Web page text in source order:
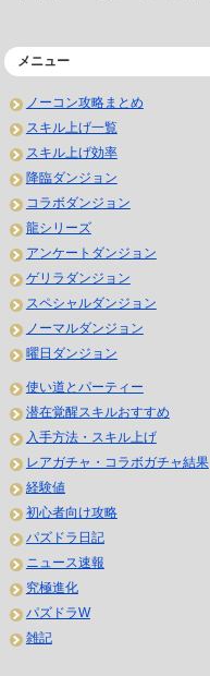
メニュー
ノーコン攻略まとめ
スキル上げ一覧
スキル上げ効率
降臨ダンジョン
コラボダンジョン
龍シリーズ
アンケートダンジョン
ゲリラダンジョン
スペシャルダンジョン
ノーマルダンジョン
曜日ダンジョン
使い道とパーティー
潜在覚醒スキルおすすめ
入手方法・スキル上げ
レアガチャ・コラボガチャ結果
経験値
初心者向け攻略
パズドラ日記
ニュース速報
究極進化
パズドラW
雑記